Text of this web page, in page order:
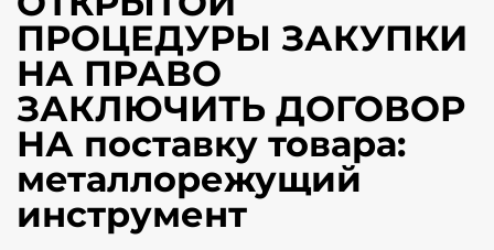
ПРОЦЕДУРЫ ЗАКУПКИ
НА ПРАВО
ЗАКЛЮЧИТЬ ДОГОВОР
НА поставку товара:
металлорежущий
инструмент